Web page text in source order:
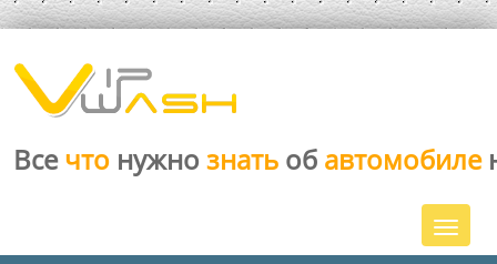
Все что нужно знать об автомобиле